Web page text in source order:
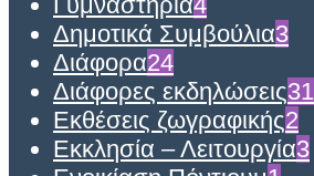
Δημοτικά Συμβούλια3
Διάφορα24
Διάφορες εκδηλώσεις31
Εκθέσεις ζωγραφικής2
Εκκλησία – Λειτουργία3